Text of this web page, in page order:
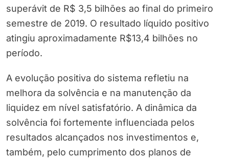
superávit de R$ 3,5 bilhões ao final do primeiro
semestre de 2019. O resultado líquido positivo
atingiu aproximadamente R$13,4 bilhões no
período.
A evolução positiva do sistema refletiu na
melhora da solvência e na manutenção da
liquidez em nível satisfatório. A dinâmica da
solvência foi fortemente influenciada pelos
resultados alcançados nos investimentos e,
também, pelo cumprimento dos planos de